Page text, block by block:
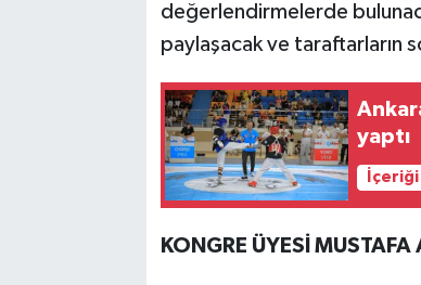
değerlendirmelerde
paylaşacak ve taraftarların
yaptı
KONGRE ÜYESİ